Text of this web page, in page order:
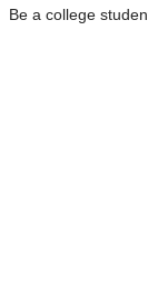
Be a college